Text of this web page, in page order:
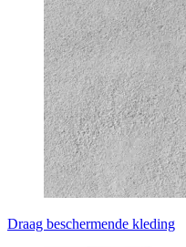
Draag beschermende kleding